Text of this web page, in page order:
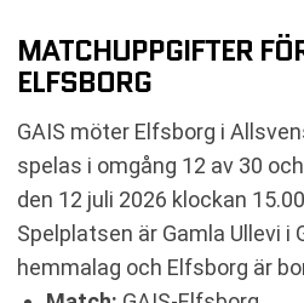
RELATERADE NYHETER
MATCHUPPGIFTER
ELFSBORG
GAIS möter Elfsborg i
spelas i omgång 12 av 30
den 12 juli 2026 klockan
Spelplatsen är Gamla Ullevi i
hemmalag och Elfsborg är